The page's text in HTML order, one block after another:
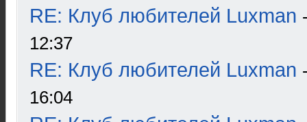
RE: Клуб любителей Luxman
12:37
RE: Клуб любителей Luxman
16:04